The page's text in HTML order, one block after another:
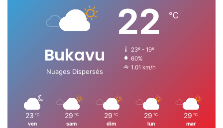
Bukavu
Nuages Dispersés
22 ℃
23º - 19º
60%
1.01 km/h
23 ℃
ven
29 ℃
sam
29 ℃
dim
29 ℃
lun
29 ℃
mar